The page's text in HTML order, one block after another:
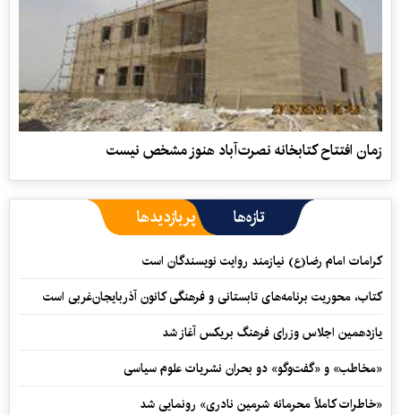
زمان افتتاح کتابخانه نصرت‌آباد هنوز مشخص نیست
تازه‌ها پربازدیدها
کرامات امام رضا(ع) نیازمند روایت نویسندگان است
کتاب، محوریت برنامه‌های تابستانی و فرهنگی کانون آذربایجان‌غربی است
یازدهمین اجلاس وزرای فرهنگ بریکس آغاز شد
«مخاطب» و «گفت‌وگو» دو بحران نشریات علوم سیاسی
«خاطرات کاملاً محرمانه شرمین نادری» رونمایی شد